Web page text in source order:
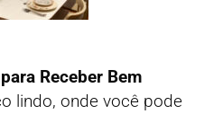
Receber Bem
lindo, onde você pode